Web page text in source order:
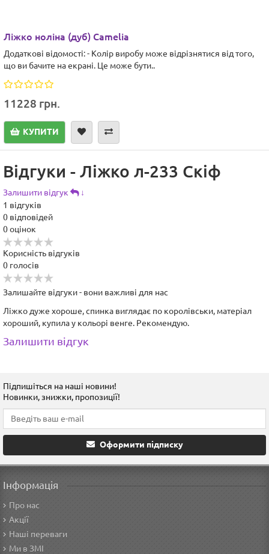
Ліжко ноліна (дуб) Camelia
Додаткові відомості: - Колір виробу може відрізнятися від того,
що ви бачите на екрані. Це може бути..
11228 грн.
КУПИТИ
Відгуки - Ліжко л-233 Скіф
Залишити відгук
↓
1 відгуків
0 відповідей
0оцінок
Корисність відгуків
0 голосів
Залишайте відгуки - вони важливі для нас
Ліжко дуже хороше, спинка виглядає по королівськи, матеріал
хороший, купила у кольорі венге. Рекомендую.
Залишити відгук
Підпишіться на наші новини!
Новинки, знижки, пропозиції!
Оформити підписку
Інформація
Про нас
Акції
Наші переваги
Ми в ЗМІ